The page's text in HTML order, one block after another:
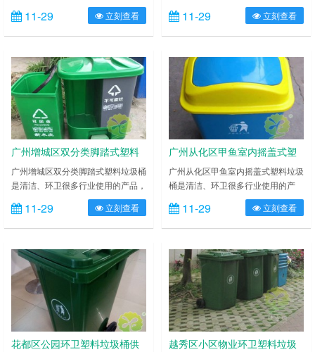
市、小区卫生、各类公共场所带来清
洁、卫生和环保。它在现实生活中是
无处不在的一种环保产品，在 中国
中 66%是铁皮、木制的垃圾桶，可
特循环利用的塑料垃圾桶只占 30%
塑料垃圾桶还存在很大的使用空间。
那么塑料垃圾桶的材质一般是什么
呢？ 广州花都区医疗医用塑料垃圾
桶……
11-29 立刻查看
给城市、小区卫生、各类公共场所带
来清洁、卫生和环保。它在现实生活
中是无处不在的一种环保产品，在
用，其中 66%是铁皮、木制的垃圾
桶，可特循环利用的塑料垃圾桶只占
30%塑料垃圾桶还存在很大的使用
空间。那么塑料垃圾桶的材质一般是
什么呢？ 广州南沙区大型环卫加厚
11-29 立刻查看
广州增城区双分类脚踏式塑料
垃圾桶
广州增城区双分类脚踏式塑料垃圾桶
是清洁、环卫很多行业使用的产品，
给城市、小区卫生、各类公共场所带
来清洁、卫生和环保。它在现实生活
中是无处不在的一种环保产品，在
用，其中 66%是铁皮、木制的垃圾
桶，可特循环利用的塑料垃圾桶只占
30%塑料垃圾桶还存在很大的使用
空间。那么塑料垃圾桶的材质一般是
什么呢？ 广州增城区双分类脚踏式
11-29 立刻查看
广州从化区甲鱼室内摇盖式塑
料垃圾桶
广州从化区甲鱼室内摇盖式塑料垃圾
桶是清洁、环卫很多行业使用的产
品，给城市、小区卫生、各类公共场
所带来清洁、卫生和环保。它在现实
生活中是无处不在的一种环保产品，
用，其中 66%是铁皮、木制的垃圾
桶，可特循环利用的塑料垃圾桶只占
30%塑料垃圾桶还存在很大的使用
空间。那么塑料垃圾桶的材质一般是
什么呢？ 广州从化区甲鱼室内摇
盖……
11-29 立刻查看
花都区公园环卫塑料垃圾桶供
越秀区小区物业环卫塑料垃圾